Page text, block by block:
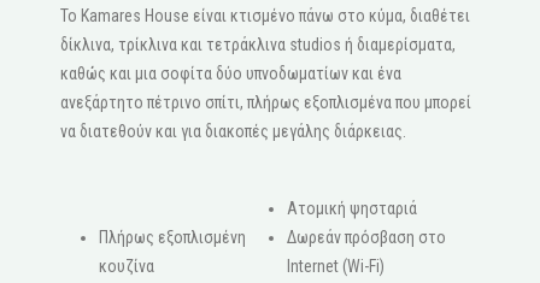
Το Kamares House είναι κτισμένο πάνω στο κύμα, διαθέτει
δίκλινα, τρίκλινα και τετράκλινα studios ή διαμερίσματα,
καθώς και μια σοφίτα δύο υπνοδωματίων και ένα
ανεξάρτητο πέτρινο σπίτι, πλήρως εξοπλισμένα που μπορεί
να διατεθούν και για διακοπές μεγάλης διάρκειας.
Πλήρως εξοπλισμένη
κουζίνα
Ατομική ψησταριά
Δωρεάν πρόσβαση στο
Internet (Wi-Fi)